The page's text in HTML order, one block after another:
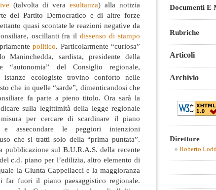
(talvolta di vera esultanza) alla notizia
del Partito Democratico e di altre forze
quasi scontate le reazioni negative da
oscillanti fra ildissenso di stampo
politico. Particolarmente “curiosa”
Maninchedda, sardista, presidente della
“autonomia” del Consiglio regionale,
ecologiste trovino conforto nelle
che in quelle “sarde”, dimenticandosi che
fa parte a pieno titolo. Ora sarà la
sulla legittimità della legge regionale
per cercare di scardinare il piano
e assecondare le peggiori intenzioni
che si tratti solo della “prima puntata”.
pubblicazione sul B.U.R.A.S. della recente
c.d. piano per l’edilizia, altro elemento di
la Giunta Cappellacci e la maggioranza
far fuori il piano paesaggistico regionale.
Documenti E
Rubriche
Articoli
Archivio
Direttore
Roberto